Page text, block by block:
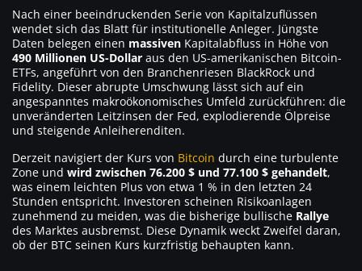
Nach einer beeindruckenden Serie von Kapitalzuflüssen
wendet sich das Blatt für institutionelle Anleger. Jüngste
Daten belegen einen massiven Kapitalabfluss in Höhe von
490 Millionen US-Dollar aus den US-amerikanischen Bitcoin-
ETFs, angeführt von den Branchenriesen BlackRock und
Fidelity. Dieser abrupte Umschwung lässt sich auf ein
angespanntes makroökonomisches Umfeld zurückführen: die
unveränderten Leitzinsen der Fed, explodierende Ölpreise
und steigende Anleiherenditen.
Derzeit navigiert der Kurs von Bitcoin durch eine turbulente
Zone und wird zwischen 76.200 $ und 77.100 $ gehandelt,
was einem leichten Plus von etwa 1 % in den letzten 24
Stunden entspricht. Investoren scheinen Risikoanlagen
zunehmend zu meiden, was die bisherige bullische Rallye
des Marktes ausbremst. Diese Dynamik weckt Zweifel daran,
ob der BTC seinen Kurs kurzfristig behaupten kann.